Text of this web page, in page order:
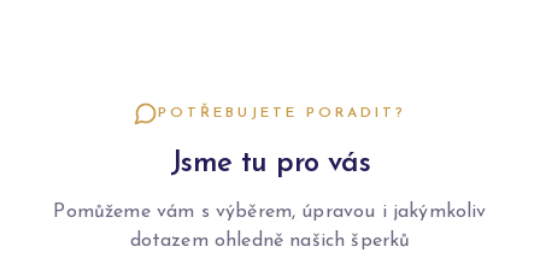
POTŘEBUJETE PORADIT?
Jsme tu pro vás
Pomůžeme vám s výběrem, úpravou i jakýmkoliv
dotazem ohledně našich šperků